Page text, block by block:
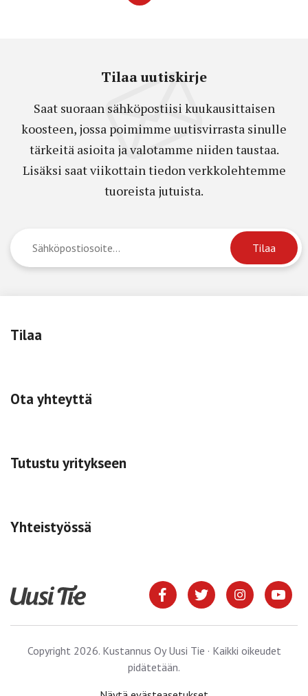
Tilaa uutiskirje
Saat suoraan sähköpostiisi kuukausittaisen
koosteen, jossa poimimme uutisvirrasta sinulle
tärkeitä asioita ja valotamme niiden taustaa.
Lisäksi saat viikottain tiedon verkkolehtemme
tuoreista jutuista.
Tilaa
Ota yhteyttä
Tutustu yritykseen
Yhteistyössä
Copyright 2026. Kustannus Oy Uusi Tie · Kaikki oikeudet
pidätetään.